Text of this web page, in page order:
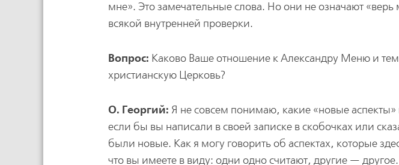
мне». Это замечательные слова. Но они не означают «верь
всякой внутренней проверки.
Вопрос: Каково Ваше отношение к Александру Меню и
христианскую Церковь?
О. Георгий: Я не совсем понимаю, какие «новые
если бы вы написали в своей записке в скобочках или
были новые. Как я могу говорить об аспектах, которые
что вы имеете в виду: одни одно считают, другие —